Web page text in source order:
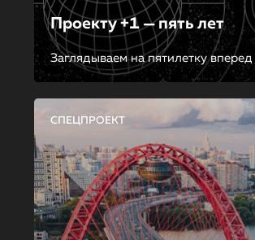
Проекту +1 — пять лет
Заглядываем на пятилетку вперед
СПЕЦПРОЕКТ